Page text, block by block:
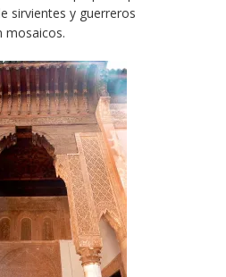
sirvientes y guerreros
mosaicos.